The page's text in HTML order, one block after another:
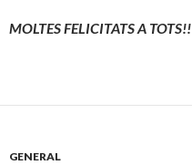
MOLTES FELICITATS A TOTS!!
GENERAL